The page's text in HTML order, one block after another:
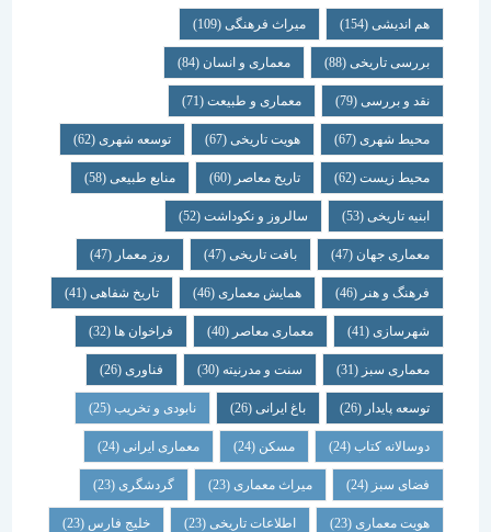
هم اندیشی (154) میراث فرهنگی (109)
بررسی تاریخی (88) معماری و انسان (84)
نقد و بررسی (79) معماری و طبیعت (71)
محیط شهری(67) هویت تاریخی(67) توسعه شهری(62)
محیط زیست(62) تاریخ معاصر(60) منابع طبیعی(58)
ابنیه تاریخی(53) سالروز و نکوداشت(52)
معماری جهان (47) بافت تاریخی(47) روز معمار(47)
فرهنگ و هنر(46) همایش معماری (46) تاریخ شفاهی (41)
شهرسازی(41) معماری معاصر(40) فراخوان ها(32)
معماری سبز(31) سنت و مدرنیته(30) فناوری (26)
توسعه پایدار(26) باغ ایرانی(26) نابودی و تخریب(25)
دوسالانه کتاب(24) مسکن (24) معماری ایرانی(24)
فضای سبز(24) میراث معماری (23) گردشگری (23)
هویت معماری (23) اطلاعات تاریخی(23) خلیج فارس(23)